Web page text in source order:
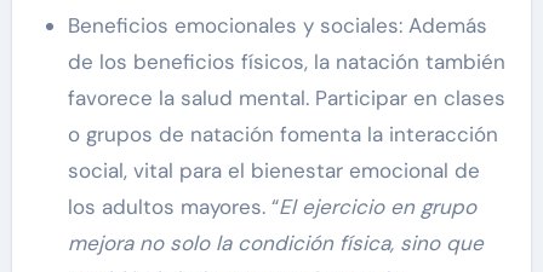
Beneficios emocionales y sociales: Además
de los beneficios físicos, la natación también
favorece la salud mental. Participar en clases
o grupos de natación fomenta la interacción
social, vital para el bienestar emocional de
los adultos mayores. “El ejercicio en grupo
mejora no solo la condición física, sino que